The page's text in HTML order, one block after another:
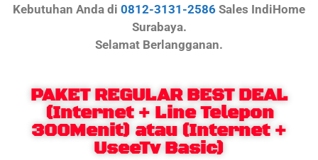
Kebutuhan Anda di 0812-3131-2586 Sales IndiHome
Surabaya.
Selamat Berlangganan.
PAKET REGULAR BEST DEAL
(Internet + Line Telepon
300Menit) atau (Internet +
UseeTv Basic)